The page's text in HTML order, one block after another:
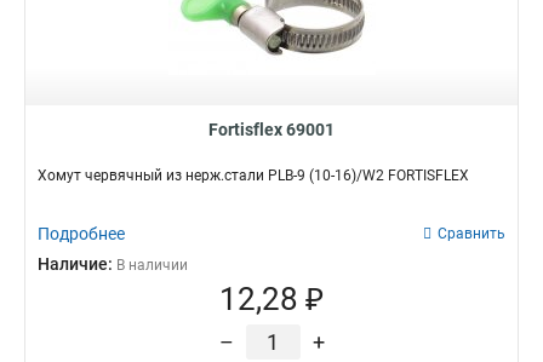
Fortisflex 69001
Хомут червячный из нерж.стали PLB-9 (10-16)/W2 FORTISFLEX
Подробнее Сравнить
Наличие: В наличии
12,28 ₽
– +